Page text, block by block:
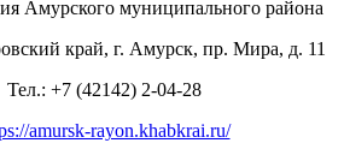
Амурского муниципального района
край, г. Амурск, пр. Мира, д. 11
Тел.: +7 (42142) 2-04-28
amursk-rayon.khabkrai.ru/